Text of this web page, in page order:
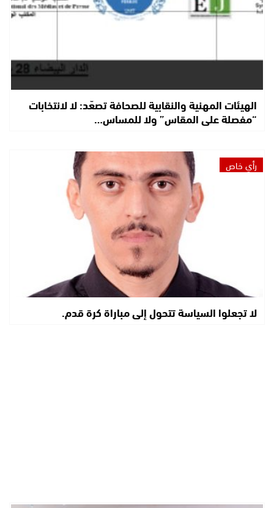
الهيئات المهنية والنقابية للصحافة تصعّد: لا لانتخابات
“مفصلة على المقاس” ولا للمساس…
رأي خاص
لا تجعلوا السياسة تتحول إلى مباراة كرة قدم.